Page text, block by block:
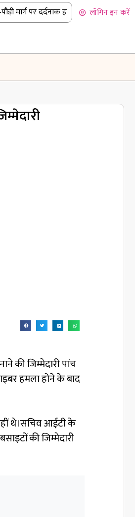
मार्ग पर दर्दनाक हादसा: कार खाई में गिरी,
लॉगिन इन करें
की जिम्मेदारी पांच
हमला होने के बाद
थे।सचिव आईटी के
की जिम्मेदारी